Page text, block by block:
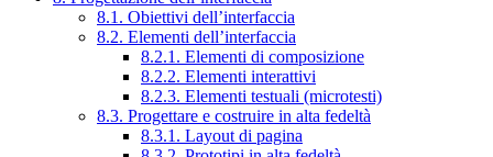
8.1. Obiettivi dell’interfaccia
8.2. Elementi dell’interfaccia
8.2.1. Elementi di composizione
8.2.2. Elementi interattivi
8.2.3. Elementi testuali (microtesti)
8.3. Progettare e costruire in alta fedeltà
8.3.1. Layout di pagina